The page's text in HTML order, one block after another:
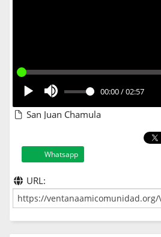
00:00/02:57
San Juan Chamula
Whatsapp
URL: